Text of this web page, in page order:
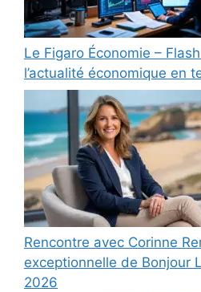
Le Figaro Économie –
l’actualité économique en
Rencontre avec Corinne
exceptionnelle de Bonjour
2026